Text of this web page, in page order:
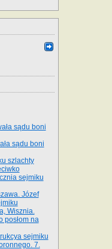
sądu boni
sądu boni
szlachty
sejmiku
Józef
Wisznia.
posłom na
sejmiku
7.